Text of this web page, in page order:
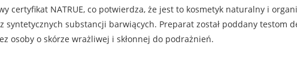
certyfikat NATRUE, co potwierdza, że jest to kosmetyk naturalny i
syntetycznych substancji barwiących. Preparat został poddany testom
osoby o skórze wrażliwej i skłonnej do podrażnień.